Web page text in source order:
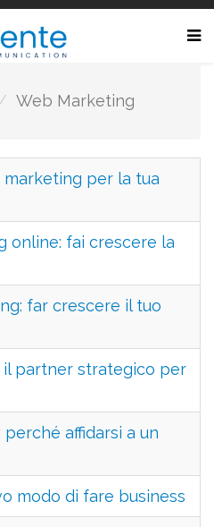
Web Marketing
per la tua
online: fai crescere la
far crescere il tuo
il partner strategico per
affidarsi a un
modo di fare business